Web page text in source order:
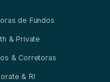
de Fundos
& Private
& Corretoras
& RI